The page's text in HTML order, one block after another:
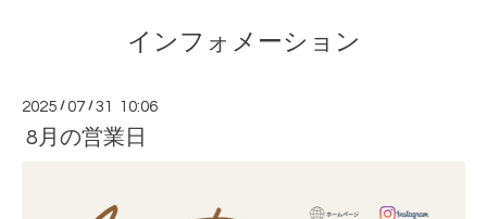
インフォメーション
2025 /07 /31 10:06
8月の営業日